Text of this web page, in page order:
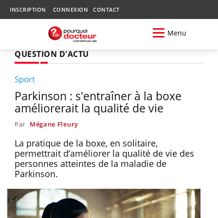
INSCRIPTION CONNEXION CONTACT
Menu
QUESTION D'ACTU
Sport
Parkinson : s'entraîner à la boxe
améliorerait la qualité de vie
Par Mégane Fleury
La pratique de la boxe, en solitaire,
permettrait d’améliorer la qualité de vie des
personnes atteintes de la maladie de
Parkinson.